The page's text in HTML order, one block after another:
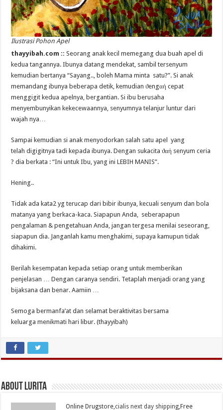
Ilustrasi Pohon Apel
thayyibah.com ::Seorang anak kecil memegang dua buah apel di
kedua tangannya. Ibunya datang mendekat, sambil tersenyum
kemudian bertanya “Sayang.., boleh Mama minta satu?”. Si anak
memandang ibunya beberapa detik, kemudian ϑengαή cepat
menggigit kedua apelnya, bergantian. Si ibu berusaha
menyembunyikan kekecewaannya, senyumnya telanjur luntur dari
wajah nya…
Sampai kemudian si anak menyodorkan salah satu apel yang
telah digigitnya tadi kepada ibunya. Dengan sukacita ϑαή senyum ceria
? dia berkata : “Ini untuk Ibu, yang ini LEBIH MANIS”.
Hening..
Tidak ada kata2 yg terucap dari bibir ibunya, kecuali senyum dan bola
matanya yang berkaca-kaca. Siapapun Anda, seberapapun
pengalaman & pengetahuan Anda, jangan tergesa menilai seseorang,
siapapun dia. Janganlah kamu menghakimi, supaya kamupun tidak
dihakimi.
Berilah kesempatan kepada setiap orang untuk memberikan
penjelasan … Dengan caranya sendiri. Tetaplah menjadi orang yang
bijaksana dan benar. Aamiin …
Semoga bermanfa’at dan selamat beraktivitas bersama
keluarga menikmati hari libur. (thayyibah)
About Lurita
Online Drugstore,cialis next day shipping,Free